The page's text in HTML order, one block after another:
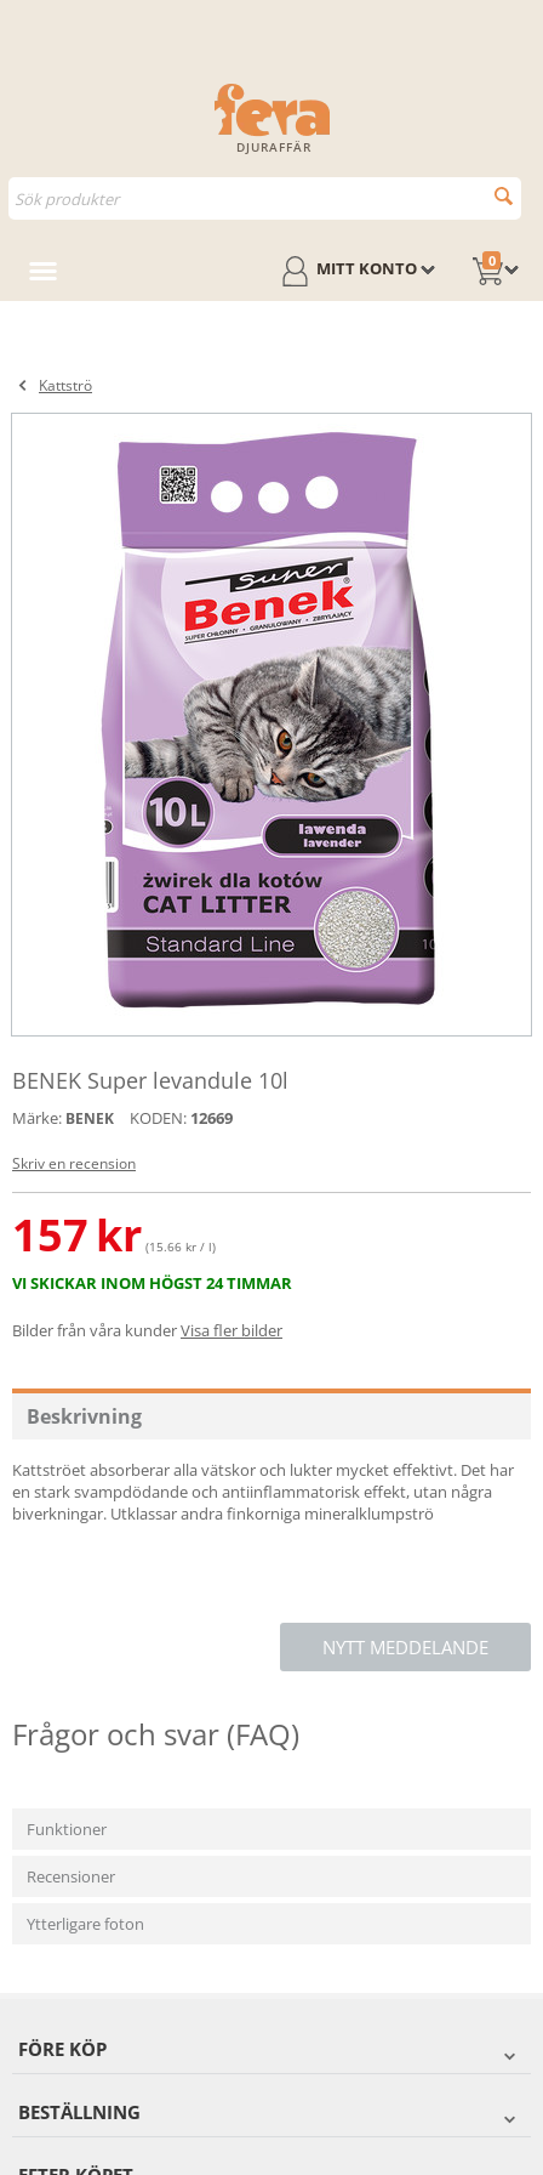
DJURAFFÄR
0
MITT KONTO
Kattströ
BENEK Super levandule 10l
Märke: BENEK KODEN: 12669
Skriv en recension
157kr (15.66 kr / l)
VI SKICKAR INOM HÖGST 24 TIMMAR
Bilder från våra kunderVisa fler bilder
Beskrivning
Kattströet absorberar alla vätskor och lukter mycket effektivt. Det har
en stark svampdödande och antiinflammatorisk effekt, utan några
biverkningar. Utklassar andra finkorniga mineralklumpströ
NYTT MEDDELANDE
Frågor och svar (FAQ)
Funktioner
Recensioner
Ytterligare foton
FÖRE KÖP
BESTÄLLNING